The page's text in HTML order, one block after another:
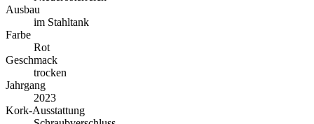
Ausbau
im Stahltank
Farbe
Rot
Geschmack
trocken
Jahrgang
2023
Kork-Ausstattung